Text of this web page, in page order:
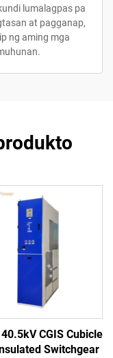
lumalagpas pa
at pagganap,
ng aming mga
CGIS Cubicle
Switchgear